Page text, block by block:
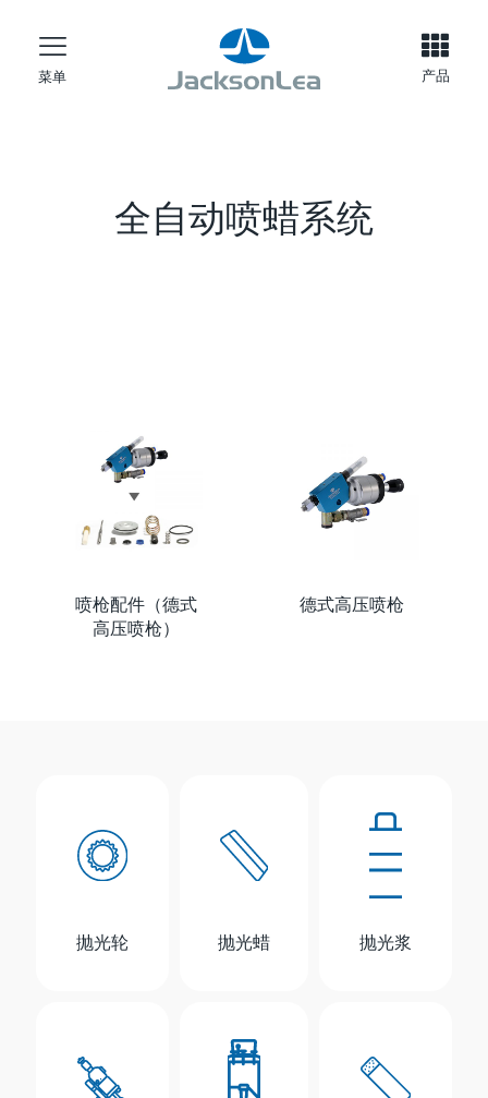
菜单 产品
全自动喷蜡系统
喷枪配件（德式
高压喷枪）
德式高压喷枪
抛光轮 抛光蜡 抛光浆